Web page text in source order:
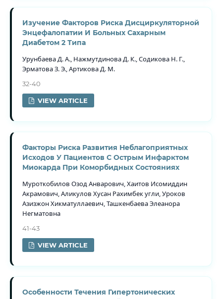
Изучение Факторов Риска Дисциркуляторной
Энцефалопатии И Больных Сахарным
Диабетом 2 Типа
Урунбаева Д. А., Нажмутдинова Д. К., Содикова Н. Г.,
Эрматова З. Э., Артикова Д. М.
32-40
VIEW ARTICLE
Факторы Риска Развития Неблагоприятных
Исходов У Пациентов С Острым Инфарктом
Миокарда При Коморбидных Состояниях
Муроткобилов Озод Анварович, Хаитов Исомиддин
Акрамович, Аликулов Хусан Рахимбек угли, Уроков
Азизжон Хикматуллаевич, Ташкенбаева Элеанора
Негматовна
41-43
VIEW ARTICLE
Особенности Течения Гипертонических